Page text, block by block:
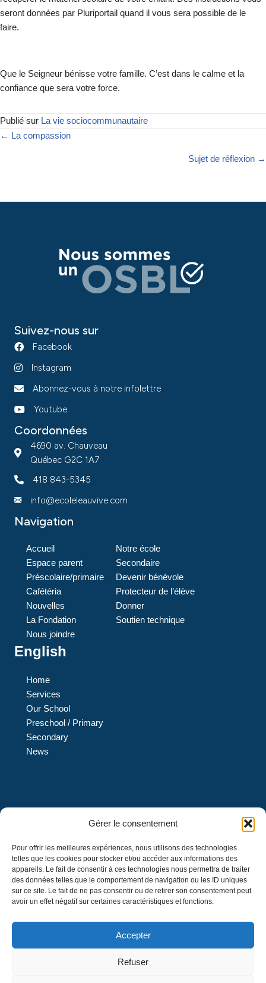
Gérer le consentement
Pour offrir les meilleures expériences, nous utilisons des technologies
telles que les cookies pour stocker et/ou accéder aux informations des
appareils. Le fait de consentir à ces technologies nous permettra de traiter
des données telles que le comportement de navigation ou les ID uniques
sur ce site. Le fait de ne pas consentir ou de retirer son consentement peut
avoir un effet négatif sur certaines caractéristiques et fonctions.
Accepter
Refuser
seront données par Pluriportail quand il vous sera possible de le
faire.
Que le Seigneur bénisse votre famille. C’est dans le calme et la
confiance que sera votre force.
Publié sur La vie sociocommunautaire
← La compassion
Sujet de réflexion →
Suivez-nous sur
Facebook
Instagram
Abonnez-vous à notre infolettre
Youtube
Coordonnées
4690 av. Chauveau
Québec G2C 1A7
418 843-5345
info@ecoleleauvive.com
Navigation
Accueil
Espace parent
Préscolaire/primaire
Cafétéria
Nouvelles
La Fondation
Nous joindre
Notre école
Secondaire
Devenir bénévole
Protecteur de l’élève
Donner
Soutien technique
English
Home
Services
Our School
Preschool / Primary
Secondary
News
L’École L’Eau-Vive est une institution privée de confession
protestante évangélique et de langue française qui offre
des services d’éducation au préscolaire 4 et 5 ans et un
enseignement en formation générale au primaire et au
secondaire, menant à l’obtention d’un diplôme d’études
secondaires décerné par le ministre de l’Éducation du